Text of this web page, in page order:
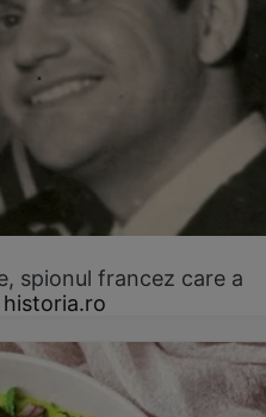
spionul francez care a
historia.ro